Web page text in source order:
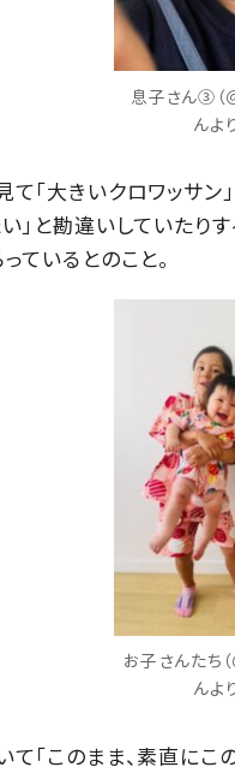
息子さん③
んよ
「大きいクロワッサン
」と勘違いしていたり
ているとのこと。
お子さんたち
んよ
「このまま、素直にこ